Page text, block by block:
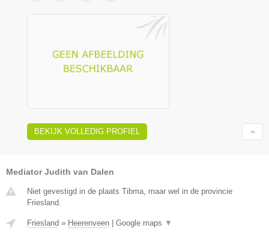
BEKIJK VOLLEDIG PROFIEL
Mediator Judith van Dalen
Niet gevestigd in de plaats Tibma, maar wel in de provincie
Friesland.
Friesland » Heerenveen Google maps ▼